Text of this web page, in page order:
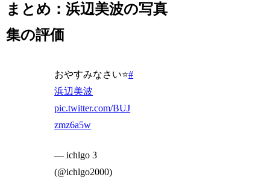
まとめ：浜辺美波の写真
集の評価
おやすみなさい⭐#
浜辺美波
pic.twitter.com/BUJ
zmz6a5w
— ichlgo 3
(@ichlgo2000)